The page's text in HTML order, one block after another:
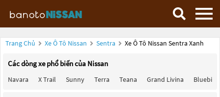
Trang Chủ Xe Ô Tô Nissan Sentra Xe Ô Tô Nissan Sentra Xanh
Các dòng xe phổ biến của Nissan
Navara X Trail Sunny Terra Teana Grand Livina Bluebird